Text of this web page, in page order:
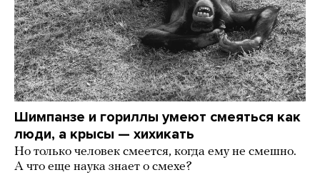
Шимпанзе и гориллы умеют смеяться как
люди, а крысы — хихикать
Но только человек смеется, когда ему не смешно.
А что еще наука знает о смехе?